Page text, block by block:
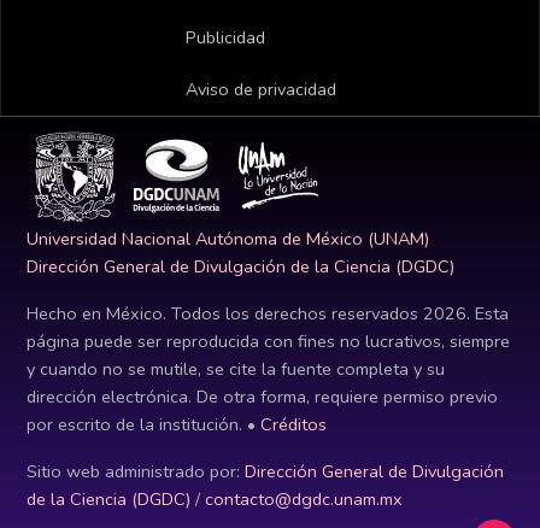
Publicidad
Aviso de privacidad
Universidad Nacional Autónoma de México (UNAM)
Dirección General de Divulgación de la Ciencia (DGDC)
Hecho en México. Todos los derechos reservados 2026. Esta
página puede ser reproducida con fines no lucrativos, siempre
y cuando no se mutile, se cite la fuente completa y su
dirección electrónica. De otra forma, requiere permiso previo
por escrito de la institución. • Créditos
Sitio web administrado por: Dirección General de Divulgación
de la Ciencia (DGDC) / contacto@dgdc.unam.mx